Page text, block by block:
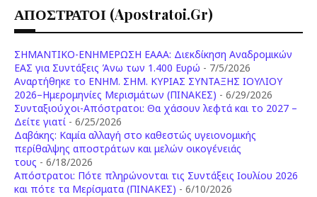
ΑΠΟΣΤΡΑΤΟΙ (apostratoi.gr)
ΣΗΜΑΝΤΙΚΟ-ΕΝΗΜΕΡΩΣΗ ΕΑΑΑ: Διεκδίκηση Αναδρομικών
ΕΑΣ για Συντάξεις Άνω των 1.400 Ευρώ - 7/5/2026
Aναρτήθηκε το ENHM. ΣΗΜ. ΚΥΡΙΑΣ ΣΥΝΤΑΞΗΣ ΙΟΥΛΙΟΥ
2026–Ημερομηνίες Μερισμάτων (ΠΙΝΑΚΕΣ) - 6/29/2026
Συνταξιούχοι-Απόστρατοι: Θα χάσουν λεφτά και το 2027 –
Δείτε γιατί - 6/25/2026
Δαβάκης: Καμία αλλαγή στο καθεστώς υγειονομικής
περίθαλψης αποστράτων και μελών οικογένειάς
τους - 6/18/2026
Aπόστρατοι: Πότε πληρώνονται τις Συντάξεις Ιουλίου 2026
και πότε τα Μερίσματα (ΠΙΝΑΚΕΣ) - 6/10/2026